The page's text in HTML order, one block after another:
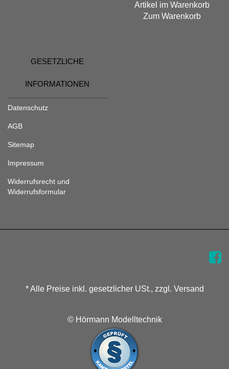
Artikel im Warenkorb
Zum Warenkorb
GESETZLICHE
INFORMATIONEN
Datenschutz
AGB
Sitemap
Impressum
Widerrufsrecht und
Widerrufsformular
* Alle Preise inkl. gesetzlicher USt., zzgl. Versand
© Hörmann Modelltechnik